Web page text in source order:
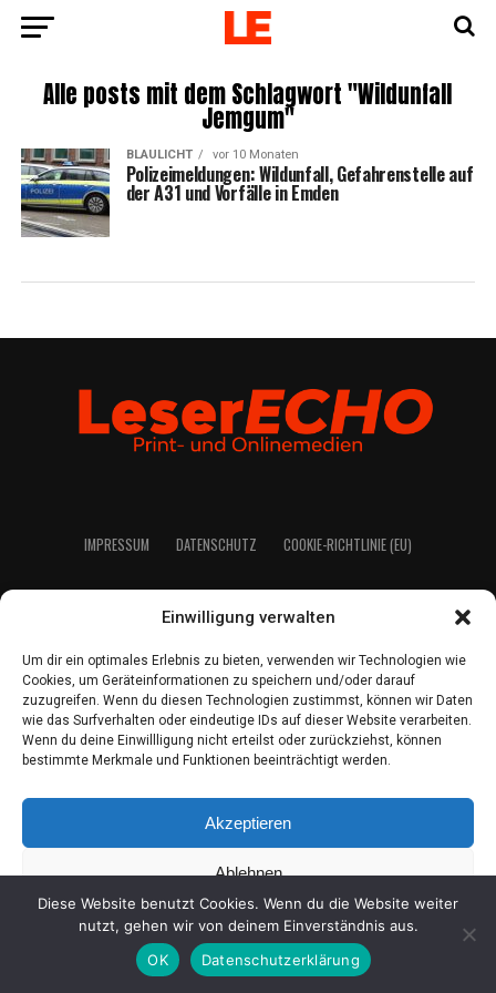
Einwilligung verwalten
Um dir ein optimales Erlebnis zu bieten, verwenden wir Technologien wie
Cookies, um Geräteinformationen zu speichern und/oder darauf
zuzugreifen. Wenn du diesen Technologien zustimmst, können wir Daten
wie das Surfverhalten oder eindeutige IDs auf dieser Website verarbeiten.
Wenn du deine Einwillligung nicht erteilst oder zurückziehst, können
bestimmte Merkmale und Funktionen beeinträchtigt werden.
Akzeptieren
Ablehnen
Einstellungen ansehen
Coo­kie-Richt­li­nieDaten­schutz Impres­sum
Alle posts mit dem Schlagwort "Wildunfall
Jemgum"
BLAULICHT vor 10 Monaten
Poli­zei­mel­dun­gen: Wild­un­fall, Gefah­ren­stel­le auf
der A31 und Vor­fäl­le in Emden
IMPRES­SUM DATEN­SCHUTZ COO­KIE-RICH­T­­LI­­NIE (EU)
2021 LeserEcho Verlag
Diese Website benutzt Cookies. Wenn du die Website weiter
nutzt, gehen wir von deinem Einverständnis aus.
OK
Datenschutzerklärung